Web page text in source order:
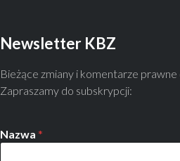
Newsletter KBZ
Bieżące zmiany i komentarze
Zapraszamy do subskrypcji:
Nazwa *